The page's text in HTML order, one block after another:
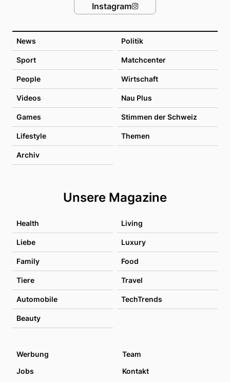
News Politik
Sport Matchcenter
People Wirtschaft
Videos Nau Plus
Games Stimmen der Schweiz
Lifestyle Themen
Archiv
Unsere Magazine
Health Living
Liebe Luxury
Family Food
Tiere Travel
Automobile TechTrends
Beauty
Instagram
Werbung
Team
Jobs
Kontakt